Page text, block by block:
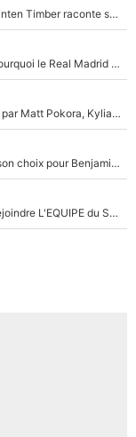
En plein cauchemar après son transfert à l'OM, Quinten Timber raconte ses doutes après sa signature à Marseille
Yan Diomandé était trop cher pour le PSG : Voilà pourquoi le Real Madrid a accepté de payer la somme record de 140M€ pour boucler son transfert !
De l'équipe de France à The Voice Kids : Contacté par Matt Pokora, Kylian Mbappé a accepté de jouer un rôle inédit sur TF1 !
La Liga sur beIN Sports c’est terminé, DAZN a fait son choix pour Benjamin Da Silva et Omar Da Fonseca !
Raymond Domenech a posé ses conditions pour rejoindre L'EQUIPE du Soir : Il refuse de faire l'émission avec un autre chroniqueur !